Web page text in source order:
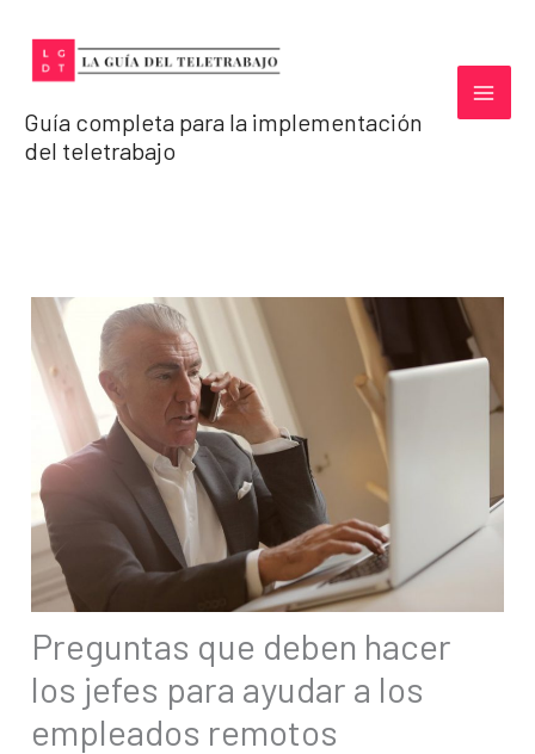
contenido
Guía completa para la implementación
del teletrabajo
Preguntas que deben hacer
los jefes para ayudar a los
empleados remotos